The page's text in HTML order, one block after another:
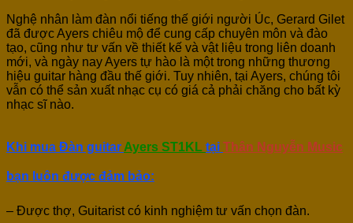
Nghệ nhân làm đàn nổi tiếng thế giới người Úc, Gerard Gilet
đã được Ayers chiêu mộ để cung cấp chuyên môn và đào
tạo, cũng như tư vấn về thiết kế và vật liệu trong liên doanh
mới, và ngày nay Ayers tự hào là một trong những thương
hiệu guitar hàng đầu thế giới. Tuy nhiên, tại Ayers, chúng tôi
vẫn có thể sản xuất nhạc cụ có giá cả phải chăng cho bất kỳ
nhạc sĩ nào.
Khi mua Đàn guitar Ayers ST1KL tại Thân Nguyễn Music
bạn luôn được đảm bảo:
– Được thợ, Guitarist có kinh nghiệm tư vấn chọn đàn.